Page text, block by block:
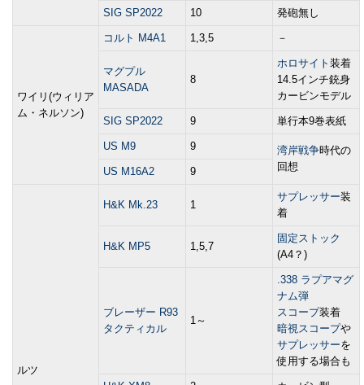
SIG SP2022 10 発砲無し
ワイリ(ウィリア
ム・ネルソン)
コルト M4A1 1,3,5 －
マグプル
MASADA
8
ホロサイト 装着
14.5インチ銃身
カービンモデル
SIG SP2022 9 単行本9巻表紙
US M9 9 湾岸戦争時代の
回想
US M16A2 9
ルツ
H&K Mk.23 1
サプレッサー装
着
H&K MP5 1,5,7
固定ストック
(A4？)
ブレーザー R93
タクティカル
1～
.338 ラプアマグ
ナム弾
スコープ装着
暗視スコープや
サプレッサーを
使用する場合も